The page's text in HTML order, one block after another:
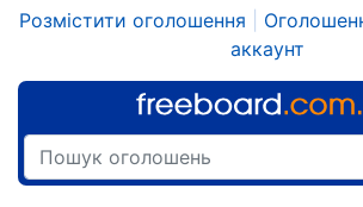
Розмістити оголошення
аккаунт